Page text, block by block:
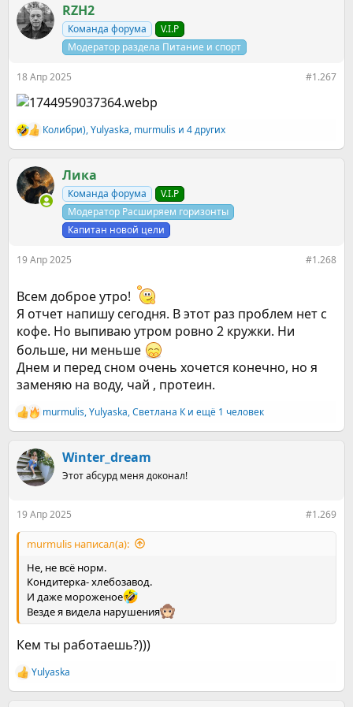
к
ц
и
RZH2
Команда форума
V.I.P
Модератор раздела Питание и спорт
18 Апр 2025 #1.267
Р
е
к
ц
и
Колибри),Yulyaska, murmulis и 4 других
Ликa
Команда форума
V.I.P
Модератор Расширяем горизонты
Капитан новой цели
19 Апр 2025 #1.268
Всем доброе утро!
Я отчет напишу сегодня. В этот раз проблем нет с
кофе. Но выпиваю утром ровно 2 кружки. Ни
больше, ни меньше
Днем и перед сном очень хочется конечно, но я
заменяю на воду, чай , протеин.
Р
е
к
ц
и
murmulis,Yulyaska,Светлана Ки ещё 1 человек
Winter_dream
Этот абсурд меня доконал!
19 Апр 2025 #1.269
murmulis написал(а):
Не, не всё норм.
Кондитерка- хлебозавод.
И даже мороженое
Везде я видела нарушения
Кем ты работаешь?)))
Р
е
Yulyaska